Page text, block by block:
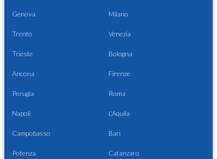
Genova Milano
Trento Venezia
Trieste Bologna
Ancona Firenze
Perugia Roma
Napoli L'Aquila
Campobasso Bari
Potenza Catanzaro